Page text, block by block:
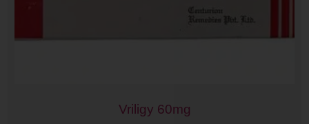
Vriligy 60mg